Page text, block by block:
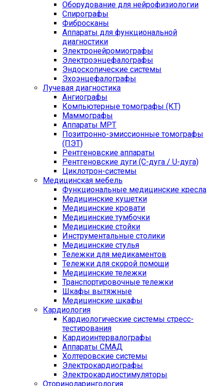
Оборудование для нейрофизиологии
Спирографы
Фибросканы
Аппараты для функциональной
диагностики
Электронейромиографы
Электроэнцефалографы
Эндоскопические системы
Эхоэнцефалографы
Лучевая диагностика
Ангиографы
Компьютерные томографы (КТ)
Маммографы
Аппараты МРТ
Позитронно-эмиссионные томографы
(ПЭТ)
Рентгеновские аппараты
Рентгеновские дуги (С-дуга / U-дуга)
Циклотрон-системы
Медицинская мебель
Функциональные медицинские кресла
Медицинские кушетки
Медицинские кровати
Медицинские тумбочки
Медицинские стойки
Инструментальные столики
Медицинские стулья
Тележки для медикаментов
Тележки для скорой помощи
Медицинские тележки
Транспортировочные тележки
Шкафы вытяжные
Медицинские шкафы
Кардиология
Кардиологические системы стресс-
тестирования
Кардиоинтервалографы
Аппараты СМАД
Холтеровские системы
Электрокардиографы
Электрокардиостимуляторы
Оториноларингология